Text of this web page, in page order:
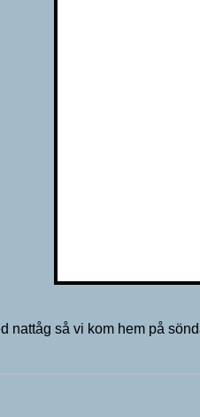
nattåg så vi kom hem på